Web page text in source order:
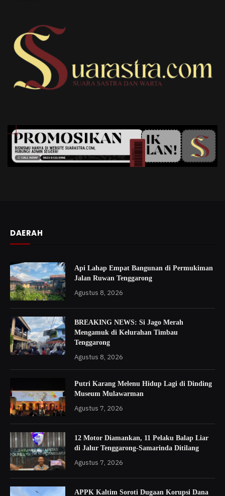
DAERAH
Api Lahap Empat Bangunan di Permukiman
Jalan Ruwan Tenggarong
Agustus 8, 2026
BREAKING NEWS: Si Jago Merah
Mengamuk di Kelurahan Timbau
Tenggarong
Agustus 8, 2026
Putri Karang Melenu Hidup Lagi di Dinding
Museum Mulawarman
Agustus 7, 2026
12 Motor Diamankan, 11 Pelaku Balap Liar
di Jalur Tenggarong-Samarinda Ditilang
Agustus 7, 2026
APPK Kaltim Soroti Dugaan Korupsi Dana